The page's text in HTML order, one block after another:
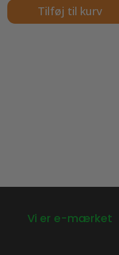
Tilføj til kurv
Vi er e-mærket